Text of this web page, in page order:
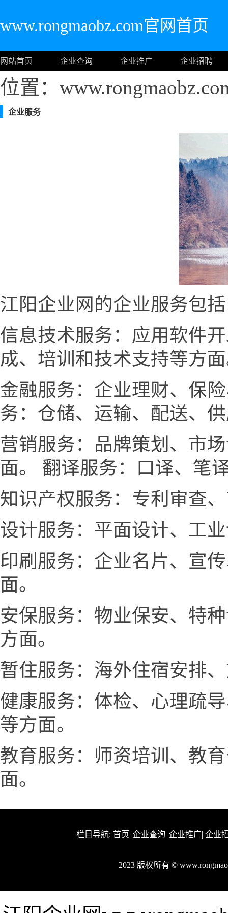
www.rongmaobz.com官网首页
网站首页 企业查询 企业推广 企业招聘
位置：
企业服务
江阳企业网的企业服务包
信息技术服务：应用软件
成、培训和技术支持等方
金融服务：企业理财、保
务：仓储、运输、配送、
营销服务：品牌策划、市
面。 翻译服务：口译、笔
知识产权服务：专利审查
设计服务：平面设计、工
印刷服务：企业名片、宣
面。
安保服务：物业保安、特
方面。
暂住服务：海外住宿安排
健康服务：体检、心理疏
等方面。
教育服务：师资培训、教
面。
栏目导航: 首页| 企业查询| 企业推广| 企业
2023 版权所有 ©